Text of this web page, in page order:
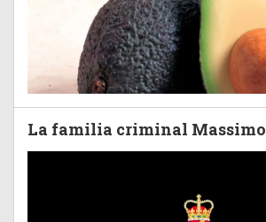
La familia criminal Massimo